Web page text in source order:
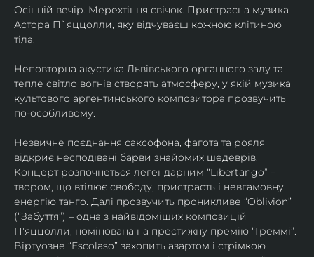
Осінній вечір. Мерехтіння свічок. Пристрасна музика
Астора П`яццолли, яку відчуваєш кожною клітиною
тіла.
Неповторна акустика Львівського органного залу та
тепле світло вогнів створять атмосферу, у якій музика
культового аргентинського композитора прозвучить
по-особливому.
Незвичне поєднання саксофона, фагота та рояля
відкриє несподівані барви знайомих шедеврів.
Концерт розпочнеться легендарним “Libertango” –
твором, що втілює свободу, пристрасть і невгамовну
енергію танго. Далі прозвучить проникливе “Oblivion”
(“Забуття”) – одна з найвідоміших композицій
П'яццолли, номінована на престижну премію “Греммі”.
Віртуозне “Escolaso” захопить азартом і стрімкою